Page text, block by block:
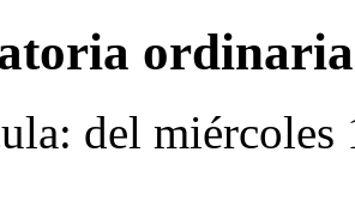
ordinaria
del miércoles